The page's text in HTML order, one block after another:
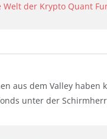
Welt der Krypto Quant
aus dem Valley
unter der